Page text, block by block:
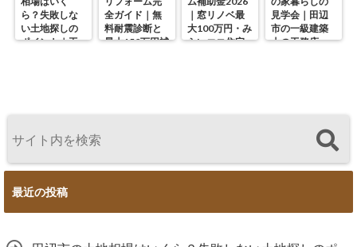
ら？失敗しな
い土地探しの
ポイント｜工
全ガイド｜無
料耐震診断と
最大150万円補
｜窓リノベ最
大100万円・み
らいエコ住宅
見学会｜田辺
市の一級建築
士の工務店・
最近の投稿